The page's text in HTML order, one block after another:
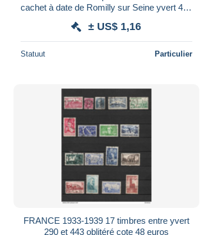
cachet à date de Romilly sur Seine yvert 426
± US$ 1,16
Statuut Particulier
FRANCE 1933-1939 17 timbres entre yvert
290 et 443 oblitéré cote 48 euros